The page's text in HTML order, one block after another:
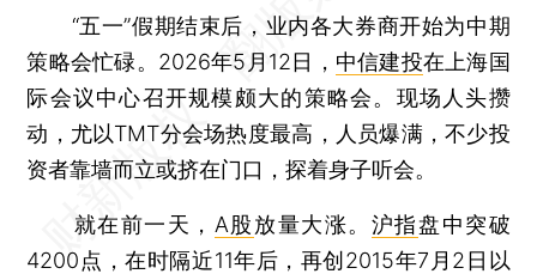
“五一”假期结束后，业内各大券商开始为中期
策略会忙碌。2026年5月12日， 中信建投在上海国
际会议中心召开规模颇大的策略会。现场人头攒
动，尤以TMT分会场热度最高，人员爆满，不少投
资者靠墙而立或挤在门口，探着身子听会。
就在前一天， A股放量大涨。 沪指盘中突破
4200点，在时隔近11年后，再创2015年7月2日以